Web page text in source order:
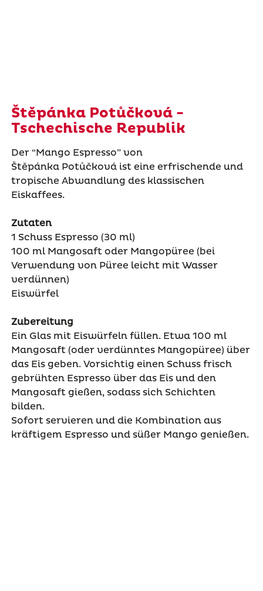
Štěpánka Potůčková -
Tschechische Republik
Der “Mango Espresso” von
Štěpánka Potůčkováist eine erfrischende und
tropische Abwandlung des klassischen
Eiskaffees.
Zutaten
1 Schuss Espresso (30 ml)
100 ml Mangosaft oder Mangopüree (bei
Verwendung von Püree leicht mit Wasser
verdünnen)
Eiswürfel
Zubereitung
Ein Glas mit Eiswürfeln füllen. Etwa 100 ml
Mangosaft (oder verdünntes Mangopüree) über
das Eis geben. Vorsichtig einen Schuss frisch
gebrühten Espresso über das Eis und den
Mangosaft gießen, sodass sich Schichten
bilden.
Sofort servieren und die Kombination aus
kräftigem Espresso und süßer Mango genießen.